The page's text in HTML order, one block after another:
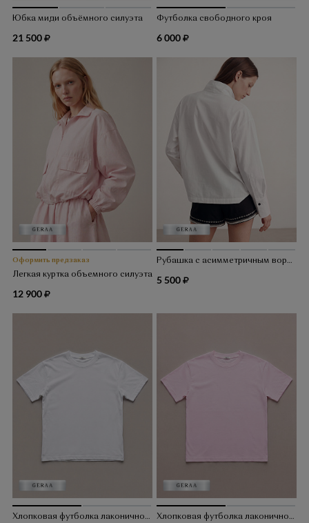
Юбка миди объёмного силуэта
21 500
Футболка свободного кроя
6 000
Оформить предзаказ
Легкая куртка объемного силуэта
12 900
Рубашка с асимметричным воротником
5 500
Хлопковая футболка лаконичного кроя Хлопковая футболка лаконичного кроя